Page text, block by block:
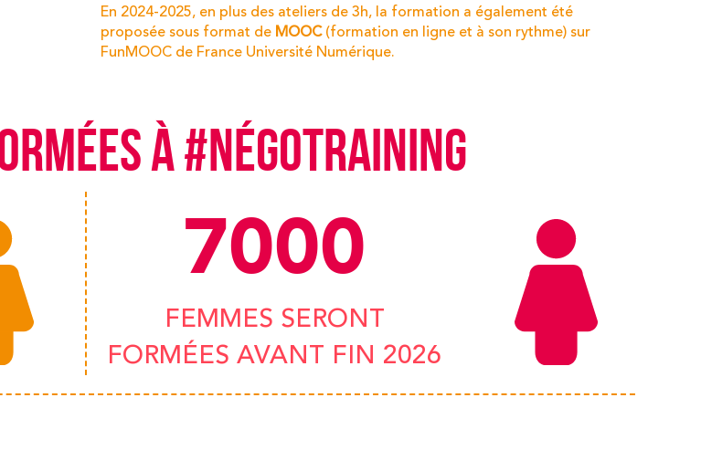
En 2024-2025, en plus des ateliers de 3h, la formation a également été
proposée sous format de MOOC(formation en ligne et à son rythme) sur
FunMOOC de France Université Numérique.
À #NÉGOTRAINING
7000
FEMMES SERONT
FORMÉES AVANT FIN 2026